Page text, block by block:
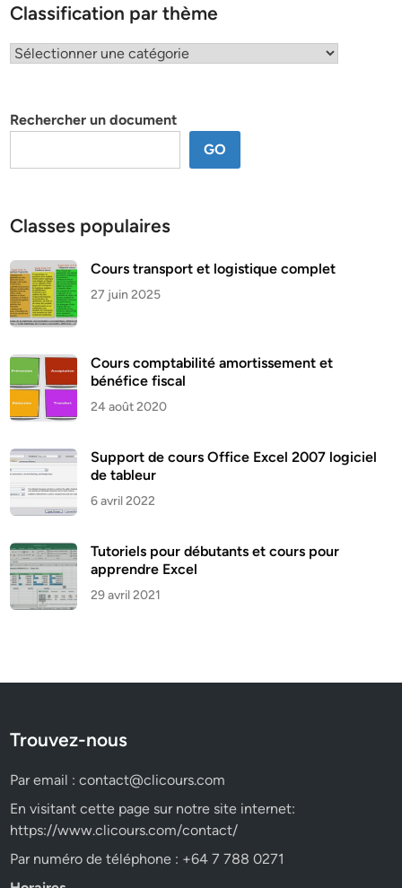
Classification par thème
Classification
Rechercher un document
GO
Classes populaires
Cours transport et logistique complet
27 juin 2025
Cours comptabilité amortissement et
bénéfice fiscal
24 août 2020
Support de cours Office Excel 2007 logiciel
de tableur
6 avril 2022
Tutoriels pour débutants et cours pour
apprendre Excel
29 avril 2021
Trouvez-nous
Par email :contact@clicours.com
En visitant cette page sur notre site internet:
https://www.clicours.com/contact/
Par numéro de téléphone : +64 7 788 0271